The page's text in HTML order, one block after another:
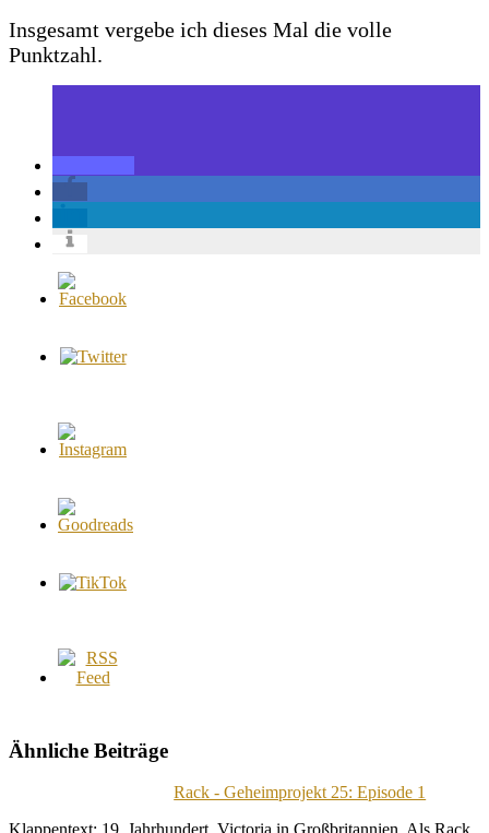
Insgesamt vergebe ich dieses Mal die volle
Punktzahl.
Ähnliche Beiträge
Rack - Geheimprojekt 25: Episode 1